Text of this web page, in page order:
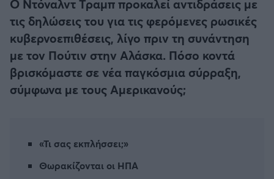
Κηφισιά
Αστέρας Τρίπολης
Παναιτωλικός
Ηρακλής
Ο Ντόναλντ Τραμπ προκαλεί αντιδράσεις με
τις δηλώσεις του για τις φερόμενες ρωσικές
κυβερνοεπιθέσεις, λίγο πριν τη συνάντηση
με τον Πούτιν στην Αλάσκα. Πόσο κοντά
βρισκόμαστε σε νέα παγκόσμια σύρραξη,
σύμφωνα με τους Αμερικανούς;
«Τι σας εκπλήσσει;»
Θωρακίζονται οι ΗΠΑ